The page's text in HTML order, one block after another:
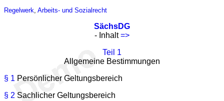
Regelwerk Arbeits- und Sozialrecht
SächsDG
- Inhalt=>
Teil 1
Allgemeine Bestimmungen
§ 1 Persönlicher Geltungsbereich
§ 2 Sachlicher Geltungsbereich